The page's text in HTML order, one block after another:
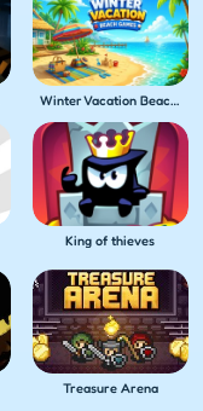
Winter Vacation Beach Games
King of thieves
Treasure Arena